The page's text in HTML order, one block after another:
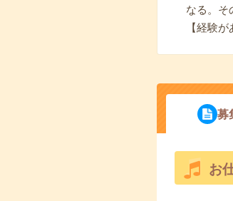
なる。そ
【経験
募
お